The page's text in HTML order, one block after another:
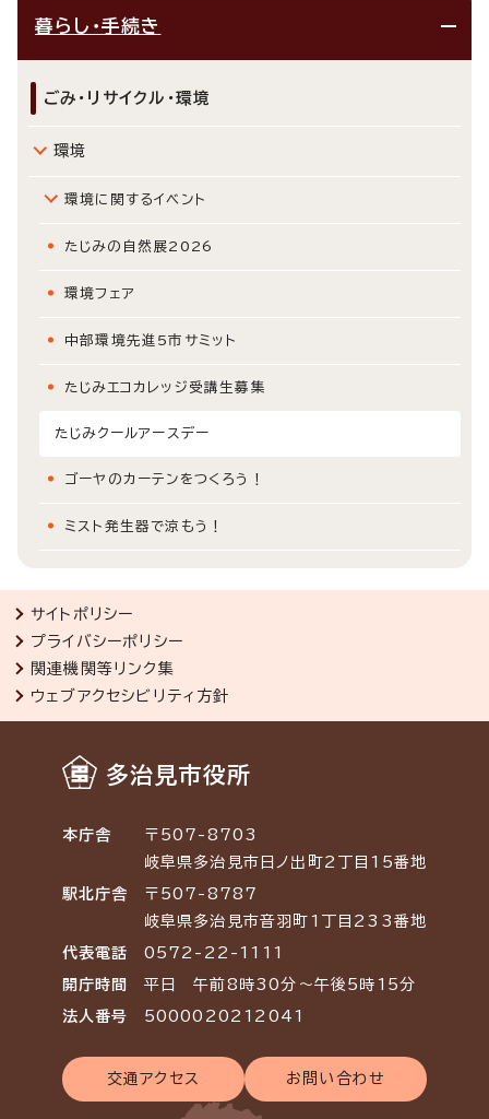
暮らし・手続き
ごみ・リサイクル・環境
環境
環境に関するイベント
たじみの自然展2026
環境フェア
中部環境先進5市サミット
たじみエコカレッジ受講生募集
たじみクールアースデー
ゴーヤのカーテンをつくろう！
ミスト発生器で涼もう！
サイトポリシー
プライバシーポリシー
関連機関等リンク集
ウェブアクセシビリティ方針
多治見市役所
本庁舎
〒507-8703
岐阜県多治見市日ノ出町2丁目15番地
駅北庁舎
〒507-8787
岐阜県多治見市音羽町1丁目233番地
代表電話 0572-22-1111
開庁時間 平日 午前8時30分～午後5時15分
法人番号 5000020212041
交通アクセス お問い合わせ